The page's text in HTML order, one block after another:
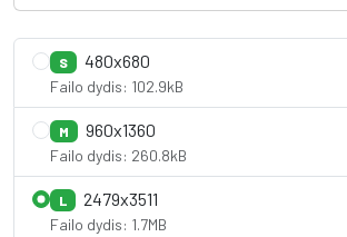
S 480x680
Failo dydis: 102.9kB
M 960x1360
Failo dydis: 260.8kB
L 2479x3511
Failo dydis: 1.7MB